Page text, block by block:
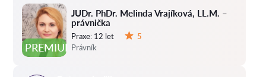
PREMIUM
JUDr. PhDr. Melinda Vrajíková, LL.M. –
právnička
Praxe: 12 let
5
Právník